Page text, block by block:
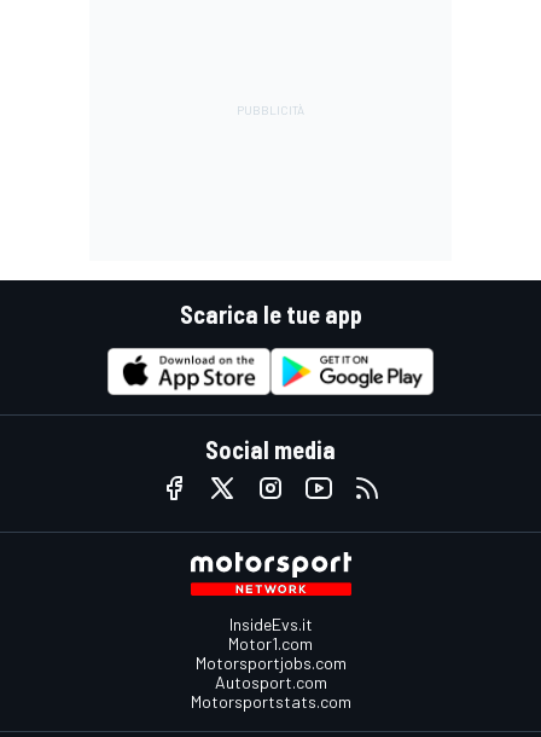
Scarica le tue app
Social media
InsideEvs.it
Motor1.com
Motorsportjobs.com
Autosport.com
Motorsportstats.com